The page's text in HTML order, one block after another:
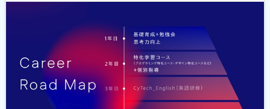
駅、逗子駅、三崎口駅、長野駅、松本駅、上田駅、佐久平駅、飯
田駅(長野県)、豊科駅、中野松川駅、飯山駅、須坂駅、広丘駅、甲
府駅、竜王駅、石和温泉駅、富士山駅、山梨市駅、都留市駅、韮
崎駅、大月駅、富山駅、越中中川駅、砺波駅、黒部駅、魚津駅、
滑川駅、金沢駅、福井駅(福井県)、敦賀駅、浜松駅、静岡駅、富士
駅、沼津駅、磐田駅、藤枝駅、岡崎駅、豊橋駅、名古屋駅、刈谷
市駅、名鉄一宮駅、三河安城駅、岐阜駅、各務ケ原駅、多治見
駅、可児駅、四日市駅、津駅、名張駅、布施駅、豊中駅、吹田駅